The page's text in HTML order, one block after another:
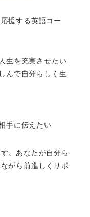
援する英語コー
生を充実させたい
んで自分らしく生
手に伝えたい
。あなたが自分ら
がら前進しくサポ